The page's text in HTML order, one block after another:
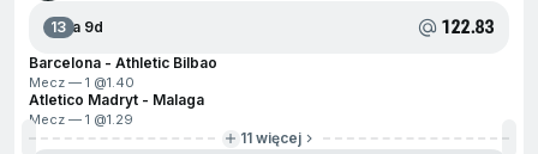
13Za 9d 122.83
Barcelona - Athletic Bilbao
Mecz — 1 @1.40
Atletico Madryt - Malaga
Mecz — 1 @1.29
11 więcej